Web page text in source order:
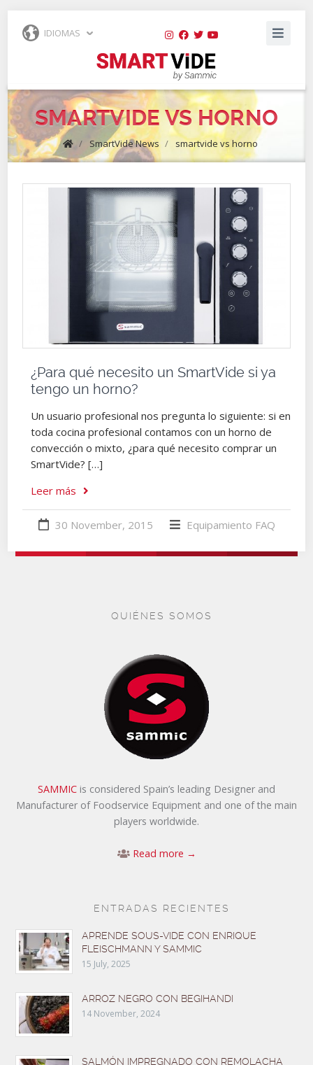
IDIOMAS
SMARTVIDE VS HORNO
/ SmartVide News / smartvide vs horno
¿Para qué necesito un SmartVide si ya
tengo un horno?
Un usuario profesional nos pregunta lo siguiente: si en
toda cocina profesional contamos con un horno de
convección o mixto, ¿para qué necesito comprar un
SmartVide? […]
Leer más
30 November, 2015 Equipamiento FAQ
QUIÉNES SOMOS
SAMMIC is considered Spain’s leading Designer and
Manufacturer of Foodservice Equipment and one of the main
players worldwide.
Read more →
ENTRADAS RECIENTES
APRENDE SOUS-VIDE CON ENRIQUE
FLEISCHMANN Y SAMMIC
15 July, 2025
ARROZ NEGRO CON BEGIHANDI
14 November, 2024
SALMÓN IMPREGNADO CON REMOLACHA